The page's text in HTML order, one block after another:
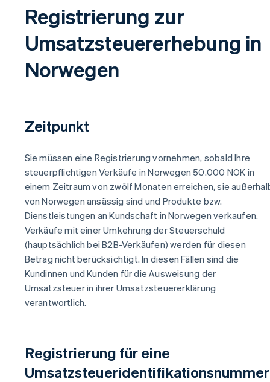
Registrierung zur
Umsatzsteuererhebung in
Norwegen
Zeitpunkt
Sie müssen eine Registrierung vornehmen, sobald Ihre
steuerpflichtigen Verkäufe in Norwegen 50.000 NOK in
einem Zeitraum von zwölf Monaten erreichen, sie
von Norwegen ansässig sind und Produkte bzw.
Dienstleistungen an Kundschaft in Norwegen verkaufen.
Verkäufe mit einer Umkehrung der Steuerschuld
(hauptsächlich bei B2B-Verkäufen) werden für diesen
Betrag nicht berücksichtigt. In diesen Fällen sind die
Kundinnen und Kunden für die Ausweisung der
Umsatzsteuer in ihrer Umsatzsteuererklärung
verantwortlich.
Registrierung für eine
Umsatzsteueridentifikationsnummer